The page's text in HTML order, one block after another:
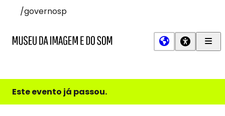
/governosp
e
do
Este evento já passou.